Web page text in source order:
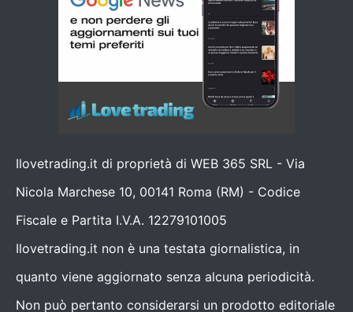
Ilovetrading.it di proprietà di WEB 365 SRL - Via
Nicola Marchese 10, 00141 Roma (RM) - Codice
Fiscale e Partita I.V.A. 12279101005
Ilovetrading.it non è una testata giornalistica, in
quanto viene aggiornato senza alcuna periodicità.
Non può pertanto considerarsi un prodotto editoriale